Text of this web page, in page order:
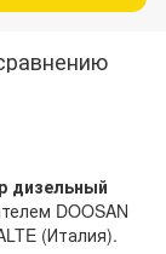
дизельный
DOOSAN
(Италия).